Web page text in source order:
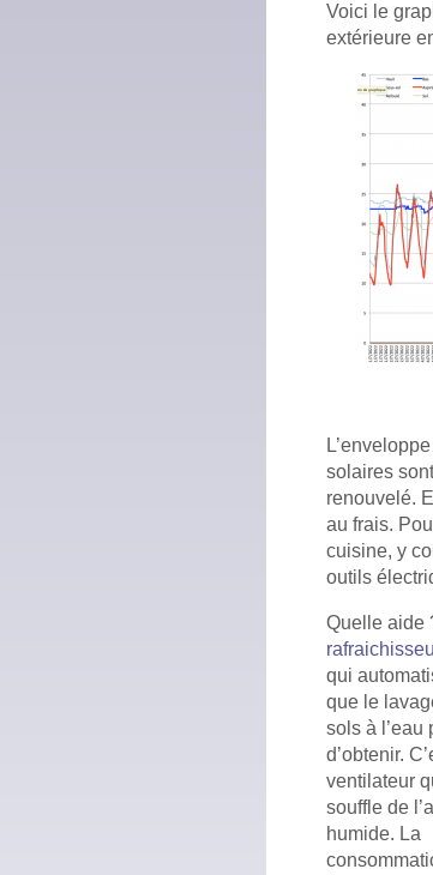
Voici le
extérieure
solaires
renouvelé.
au frais.
cuisine, y
outils
Quelle aide
qui
que le
sols à l’eau
d’obtenir.
ventilateur
souffle de
humide. La